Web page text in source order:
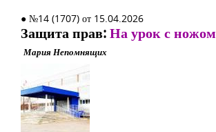
● №14 (1707) от 15.04.2026
Защита прав:На урок с ножом
Мария Непомнящих